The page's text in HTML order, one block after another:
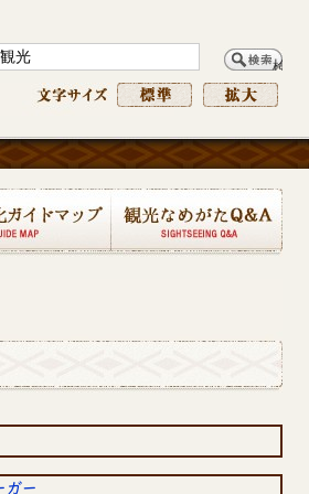
文字サイズ 文字サイズを標準
ガー